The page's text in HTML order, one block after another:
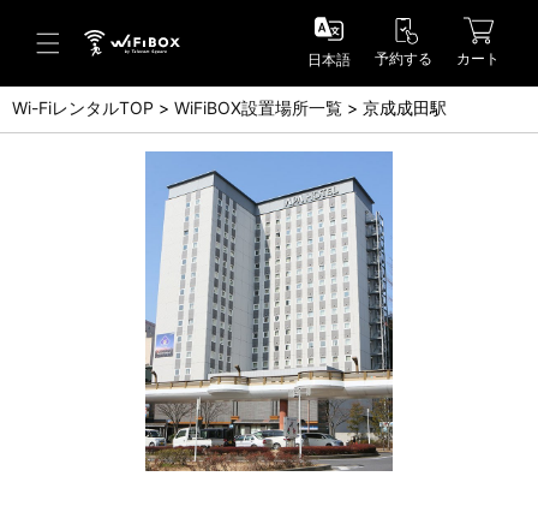
ヘルプ／お問い合わせ
ヘルプセンター(FAQ)(日本語)
Help Center(FAQ)(English)
お問い合わせ(日本語)
Inquiry(English)
日本語 予約する カート
Wi-FiレンタルTOP WiFiBOX設置場所一覧 京成成田駅